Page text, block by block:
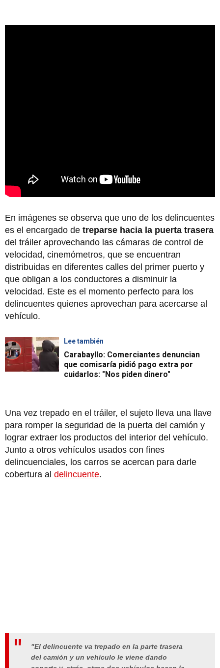
En imágenes se observa que uno de los delincuentes
es el encargado de treparse hacia la puerta trasera
del tráiler aprovechando las cámaras de control de
velocidad, cinemómetros, que se encuentran
distribuidas en diferentes calles del primer puerto y
que obligan a los conductores a disminuir la
velocidad. Este es el momento perfecto para los
delincuentes quienes aprovechan para acercarse al
vehículo.
Lee también
Carabayllo: Comerciantes denuncian
que comisaría pidió pago extra por
cuidarlos: "Nos piden dinero"
Una vez trepado en el tráiler, el sujeto lleva una llave
para romper la seguridad de la puerta del camión y
lograr extraer los productos del interior del vehículo.
Junto a otros vehículos usados con fines
delincuenciales, los carros se acercan para darle
cobertura al delincuente.
"El delincuente va trepado en la parte trasera
del camión y un vehículo le viene dando